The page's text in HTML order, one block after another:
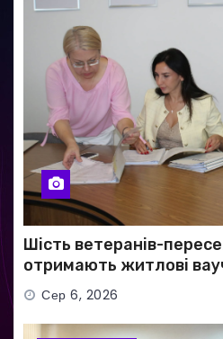
Шість ветеранів-
отримають житлові
Сер 6, 2026